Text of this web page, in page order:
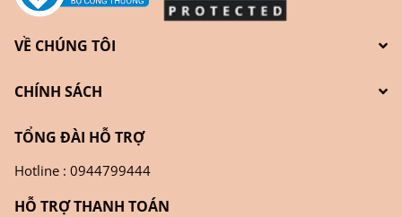
VỀ CHÚNG TÔI
CHÍNH SÁCH
TỔNG ĐÀI HỖ TRỢ
Hotline : 0944799444
HỖ TRỢ THANH TOÁN